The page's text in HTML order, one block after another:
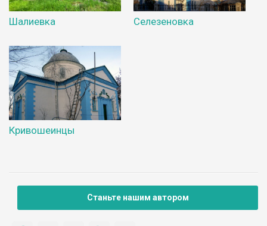
Шалиевка Селезеновка
Кривошеинцы
Станьте нашим автором